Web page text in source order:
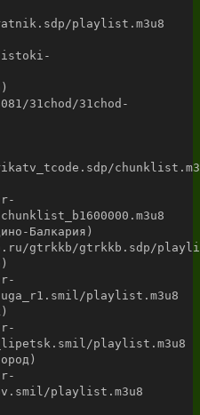
playlist.m3u8
31chod/31chod-
Балкария)
gtrkkb/gtrkkb.sdp/
playlist.m3u8
playlist.m3u8
playlist.m3u8